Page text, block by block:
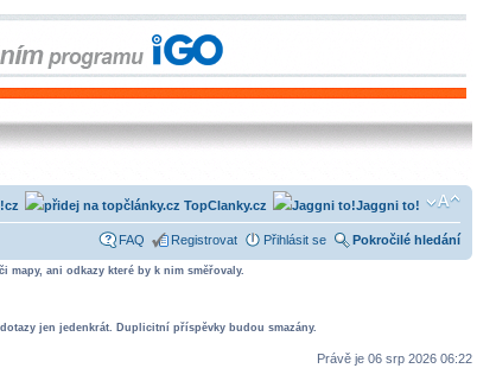
Jaggni to!
TopClanky.cz
FAQ Registrovat Přihlásit se Pokročilé hledání
ani odkazy které by k nim směřovaly.
jen jedenkrát. Duplicitní příspěvky budou smazány.
Právě je 06 srp 2026 06:22